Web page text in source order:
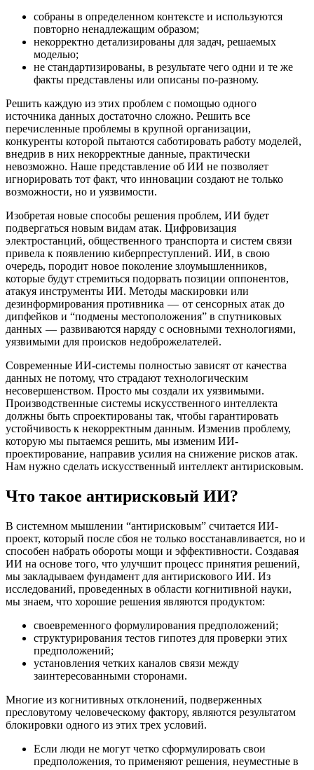
собраны в определенном контексте и используются
повторно ненадлежащим образом;
некорректно детализированы для задач, решаемых
моделью;
не стандартизированы, в результате чего одни и те же
факты представлены или описаны по-разному.
Решить каждую из этих проблем с помощью одного
источника данных достаточно сложно. Решить все
перечисленные проблемы в крупной организации,
конкуренты которой пытаются саботировать работу моделей,
внедрив в них некорректные данные, практически
невозможно. Наше представление об ИИ не позволяет
игнорировать тот факт, что инновации создают не только
возможности, но и уязвимости.
Изобретая новые способы решения проблем, ИИ будет
подвергаться новым видам атак. Цифровизация
электростанций, общественного транспорта и систем связи
привела к появлению киберпреступлений. ИИ, в свою
очередь, породит новое поколение злоумышленников,
которые будут стремиться подорвать позиции оппонентов,
атакуя инструменты ИИ. Методы маскировки или
дезинформирования противника — от сенсорных атак до
дипфейков и “подмены местоположения” в спутниковых
данных — развиваются наряду с основными технологиями,
уязвимыми для происков недоброжелателей.
Современные ИИ-системы полностью зависят от качества
данных не потому, что страдают технологическим
несовершенством. Просто мы создали их уязвимыми.
Производственные системы искусственного интеллекта
должны быть спроектированы так, чтобы гарантировать
устойчивость к некорректным данным. Изменив проблему,
которую мы пытаемся решить, мы изменим ИИ-
проектирование, направив усилия на снижение рисков атак.
Нам нужно сделать искусственный интеллект антирисковым.
Что такое антирисковый ИИ?
В системном мышлении “антирисковым” считается ИИ-
проект, который после сбоя не только восстанавливается, но и
способен набрать обороты мощи и эффективности. Создавая
ИИ на основе того, что улучшит процесс принятия решений,
мы закладываем фундамент для антирискового ИИ. Из
исследований, проведенных в области когнитивной науки,
мы знаем, что хорошие решения являются продуктом:
своевременного формулирования предположений;
структурирования тестов гипотез для проверки этих
предположений;
установления четких каналов связи между
заинтересованными сторонами.
Многие из когнитивных отклонений, подверженных
пресловутому человеческому фактору, являются результатом
блокировки одного из этих трех условий.
Если люди не могут четко сформулировать свои
предположения, то применяют решения, неуместные в